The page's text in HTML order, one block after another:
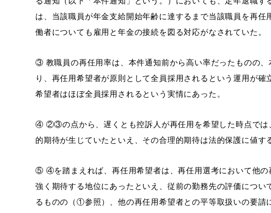
は、当該職員が年金支給開始年齢に達するまで当該職員を再
働者についても雇用と年金の接続を図る対応がなされていた。
③ 教職員の再任用率は、本件通知前から高い率だったものの
り、再任用希望者が原則として全員採用されるという運用が
希望者はほぼ全員採用されるという実情にあった。
④ ②③の点から、遅くとも控訴人が再任用を希望した時点では
的期待が生じていたといえ、その合理的期待は法的保護に値す
⑤ ④を踏まえれば、再任用希望者は、再任用選考において他の
強く期待する地位にあったといえ、従前の勤務先の評価につ
るものの（①参照）、他の再任用希望者との平等取扱いの要請